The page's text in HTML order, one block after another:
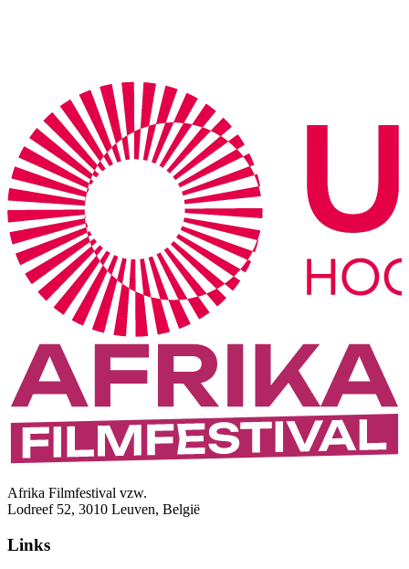
Afrika Filmfestival vzw.
Lodreef 52, 3010 Leuven, België
Links